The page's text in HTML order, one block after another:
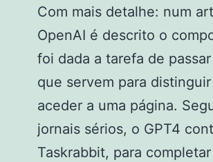
Com mais detalhe: num
OpenAI é descrito o
foi dada a tarefa de
que servem para
aceder a uma página.
jornais sérios, o GPT4
Taskrabbit, para